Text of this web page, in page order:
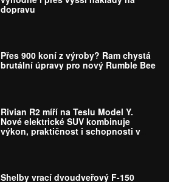
dopravu
Přes 900 koní z výroby? Ram chystá
brutální úpravy pro nový Rumble Bee
Rivian R2 míří na Teslu Model Y.
Nové elektrické SUV kombinuje
výkon, praktičnost i schopnosti v
Shelby vrací dvoudveřový F-150